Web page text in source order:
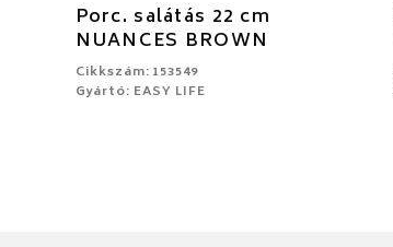
Porc. salátás 22 cm
NUANCES BROWN
Cikkszám: 153549
Gyártó: EASY LIFE